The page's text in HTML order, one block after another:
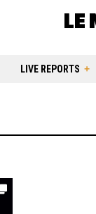
LE
LIVE REPORTS